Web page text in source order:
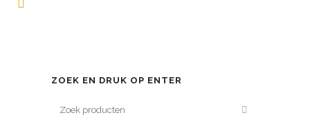
ZOEK EN DRUK OP ENTER